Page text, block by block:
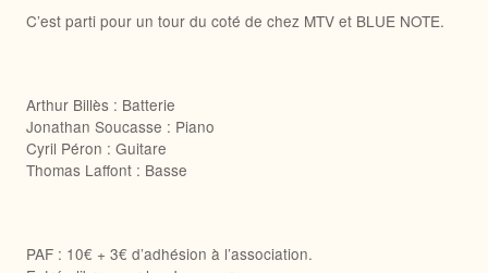
C’est parti pour un tour du coté de chez MTV et BLUE NOTE.
Arthur Billès : Batterie
Jonathan Soucasse : Piano
Cyril Péron : Guitare
Thomas Laffont : Basse
PAF : 10€ + 3€ d’adhésion à l’association.